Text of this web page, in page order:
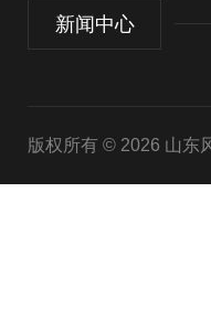
新闻中心
版权所有 © 2026 山东